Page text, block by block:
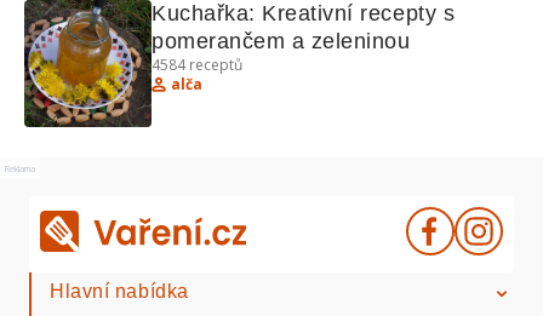
Kuchařka: Kreativní recepty s
pomerančem a zeleninou
4584receptů
alča
Reklama
Hlavní nabídka